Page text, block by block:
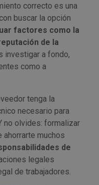
correcto es una
buscar la opción
factores como la
de la
investigar a fondo,
como a
tenga la
necesario para
no olvides: formalizar
ahorrarte muchos
de
legales
de trabajadores.